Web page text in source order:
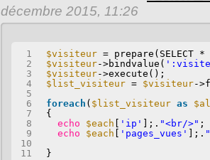
décembre 2015, 11:26
1
2
3
4
5
6
7
8
9
10
11
$visiteur = prepare(SELECT
$visiteur->bindvalue(
$visiteur->execute();
$list_visiteur = $visiteur-
foreach ( $list_visiteur as
{
echo
$each 'ip' ];. "<br/>" ;
echo
$each 'pages_vues' ];.
}